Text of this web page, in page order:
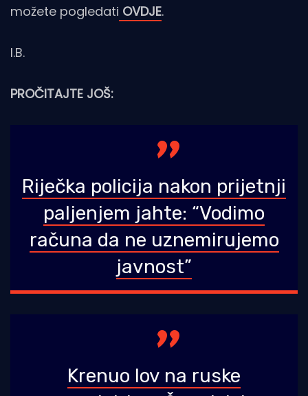
možete pogledati OVDJE.
I.B.
PROČITAJTE JOŠ:
Riječka policija nakon prijetnji
paljenjem jahte: “Vodimo
računa da ne uznemirujemo
javnost”
Krenuo lov na ruske